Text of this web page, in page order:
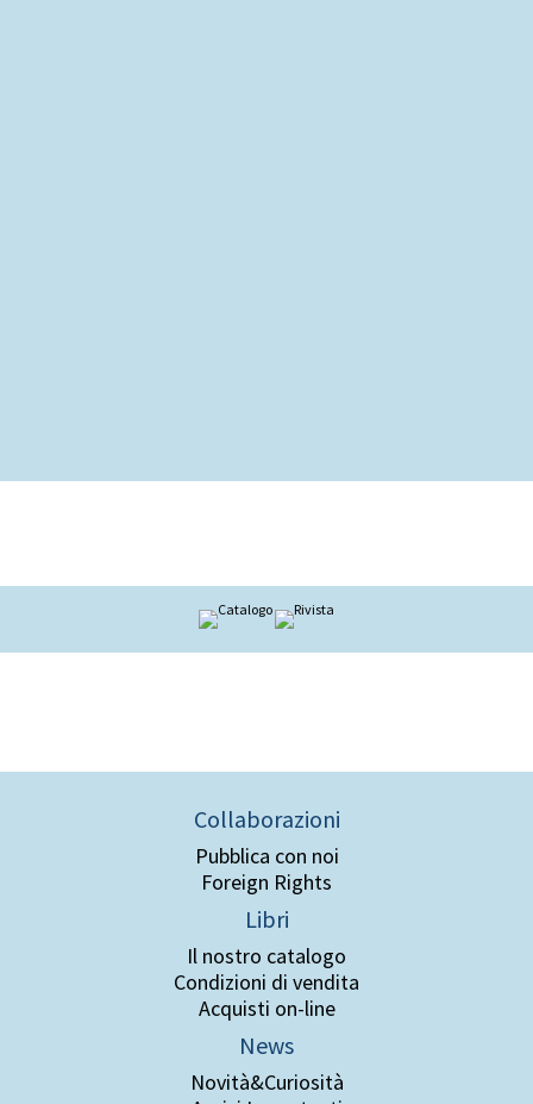
Collaborazioni
Pubblica con noi
Foreign Rights
Libri
Il nostro catalogo
Condizioni di vendita
Acquisti on-line
News
Novità&Curiosità